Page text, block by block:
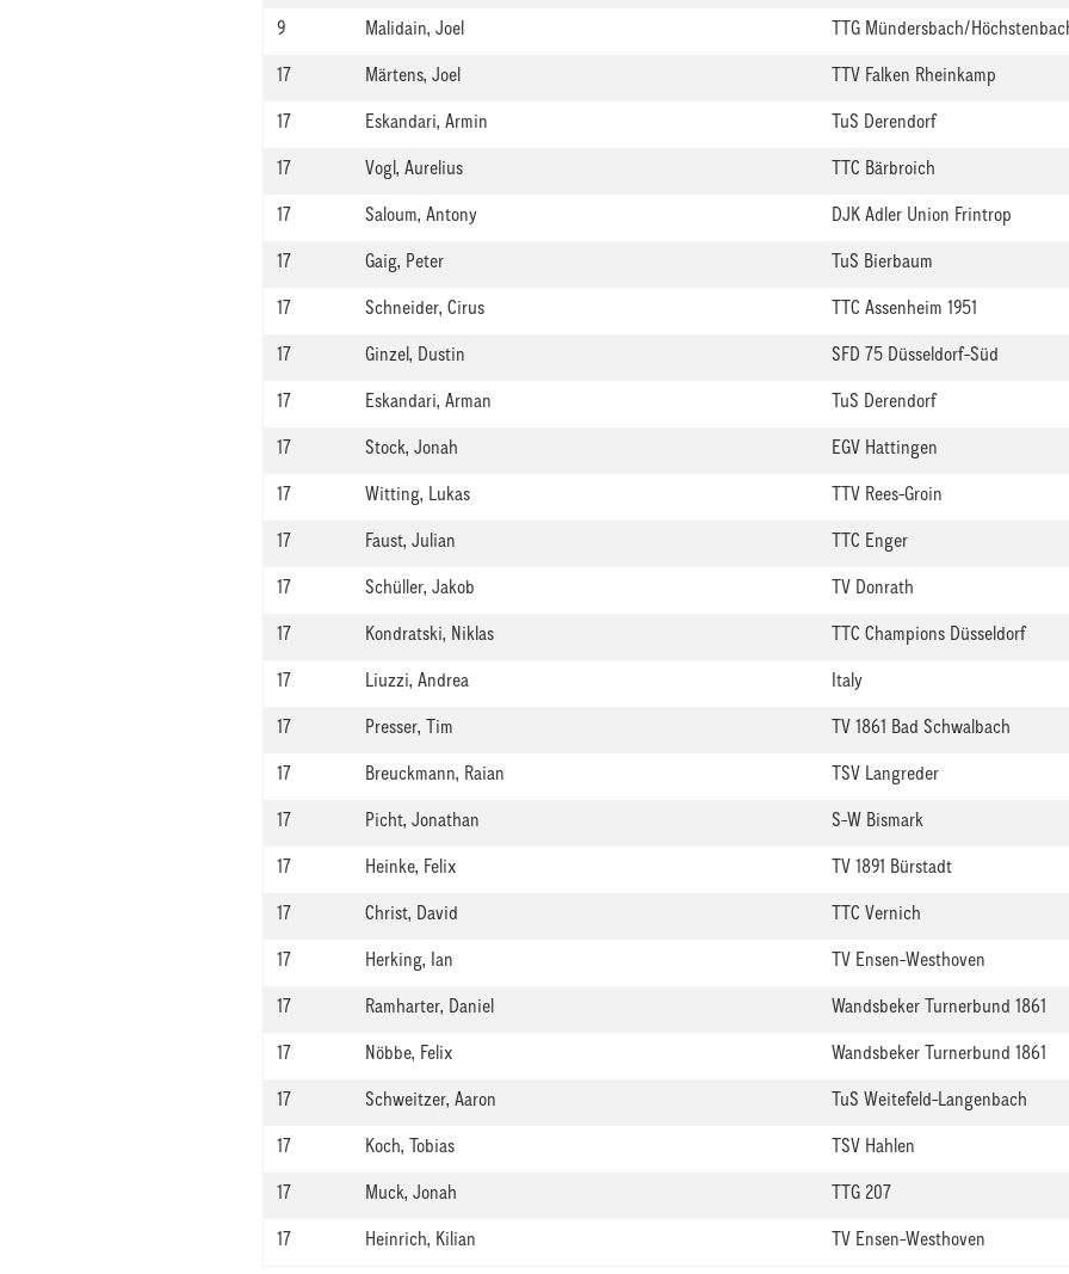
9 Malidain, Joel TTG Mündersbach/
17 Märtens, Joel TTV Falken Rheinkamp
17 Eskandari, Armin TuS Derendorf
17 Vogl, Aurelius TTC Bärbroich
17 Saloum, Antony DJK Adler Union Frintrop
17 Gaig, Peter TuS Bierbaum
17 Schneider, Cirus TTC Assenheim 1951
17 Ginzel, Dustin SFD 75 Düsseldorf-Süd
17 Eskandari, Arman TuS Derendorf
17 Stock, Jonah EGV Hattingen
17 Witting, Lukas TTV Rees-Groin
17 Faust, Julian TTC Enger
17 Schüller, Jakob TV Donrath
17 Kondratski, Niklas TTC Champions Düsseldorf
17 Liuzzi, Andrea Italy
17 Presser, Tim TV 1861 Bad Schwalbach
17 Breuckmann, Raian TSV Langreder
17 Picht, Jonathan S-W Bismark
17 Heinke, Felix TV 1891 Bürstadt
17 Christ, David TTC Vernich
17 Herking, Ian TV Ensen-Westhoven
17 Ramharter, Daniel Wandsbeker Turnerbund 1861
17 Nöbbe, Felix Wandsbeker Turnerbund 1861
17 Schweitzer, Aaron TuS Weitefeld-Langenbach
17 Koch, Tobias TSV Hahlen
17 Muck, Jonah TTG 207
17 Heinrich, Kilian TV Ensen-Westhoven